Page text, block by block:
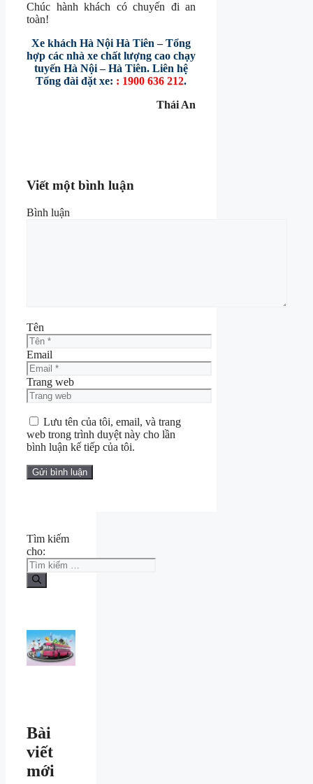
Chúc hành khách có chuyến đi an
toàn!
Xe khách Hà Nội Hà Tiên – Tổng
hợp các nhà xe chất lượng cao chạy
tuyến Hà Nội – Hà Tiên. Liên hệ
Tổng đài đặt xe: : 1900 636 212.
Thái An
Viết một bình luận
Bình luận
Tên
Email
Trang web
Lưu tên của tôi, email, và trang
web trong trình duyệt này cho lần
bình luận kế tiếp của tôi.
Tìm kiếm
cho:
Bài
viết
mới